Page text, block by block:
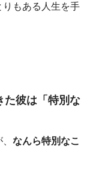
もある人生を手
た彼は「特別な
なんら特別なこ